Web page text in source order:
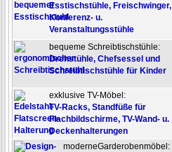
Esstischstühle, Freischwinger,
Konferenz- u.
Veranstaltungsstühle
bequeme Schreibtischstühle:
Drehstühle, Chefsessel und
Schreibtischstühle für Kinder
exklusive TV-Möbel:
TV-Racks, Standfüße für
Flachbildschirme, TV-Wand- u.
Deckenhalterungen
moderneGarderobenmöbel: